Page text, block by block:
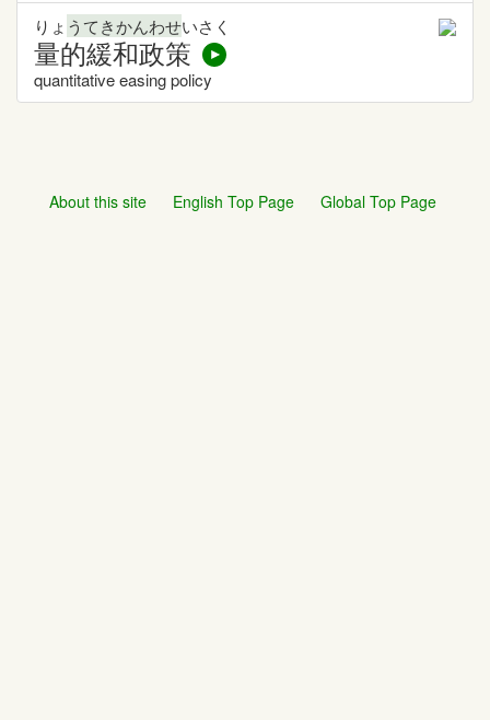
りょ うてきかんわせいさく
量的緩和政策
quantitative easing policy
About this site English Top Page Global Top Page